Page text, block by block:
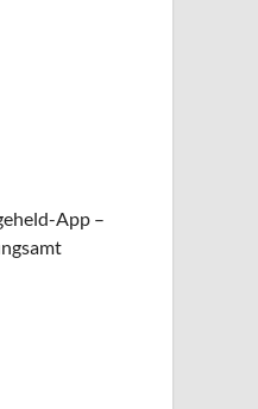
App –